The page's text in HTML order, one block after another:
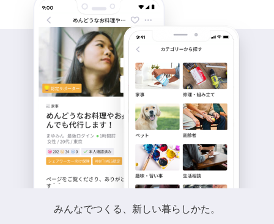
みんなでつくる、新しい暮らしかた。